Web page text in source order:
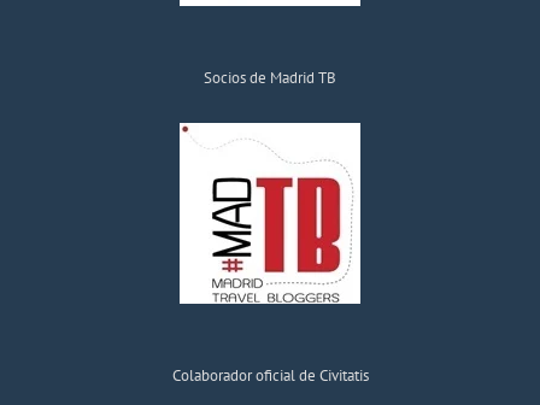
Socios de Madrid TB
Colaborador oficial de Civitatis